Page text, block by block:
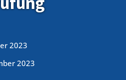
2023
2023